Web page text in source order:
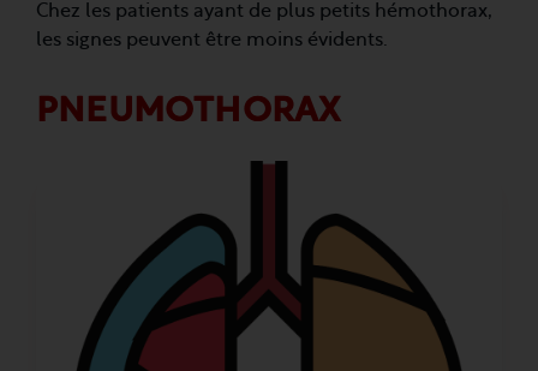
Chez les patients ayant de plus petits hémothorax,
les signes peuvent être moins évidents.
PNEUMOTHORAX